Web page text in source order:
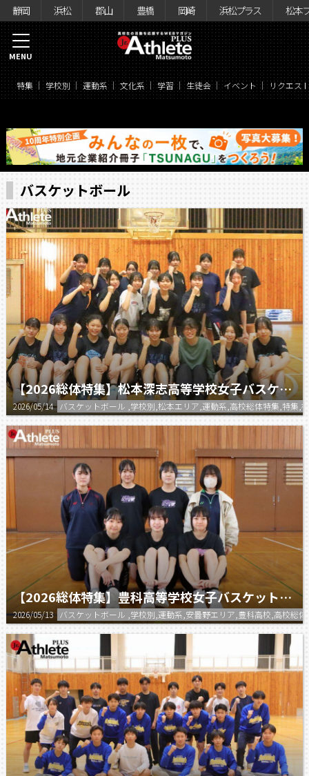
静岡 浜松 郡山 豊橋 岡崎 浜松プラス 松本
特集 学校別 運動系 文化系 学習 生徒会 イベント リクエス
MENU
バスケットボール
【2026総体特集】松本深志高等学校女子バスケットボール部
2026/05/14 バスケットボール ,学校別,松本エリア,運動系,高校総体特集,特集,
【2026総体特集】豊科高等学校女子バスケットボール部
2026/05/13 バスケットボール ,学校別,運動系,安曇野エリア,豊科高校,高校総